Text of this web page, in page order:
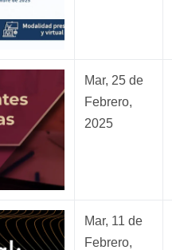
Mar, 25 de
Febrero,
2025
Mar, 11 de
Febrero,